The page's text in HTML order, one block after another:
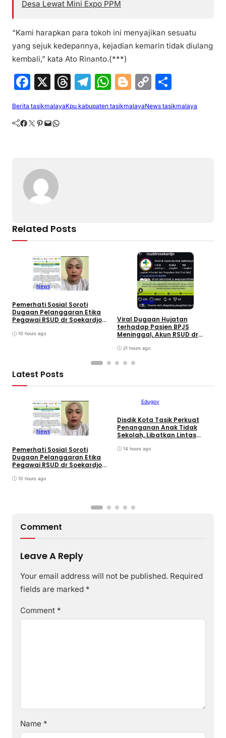
Desa Lewat Mini Expo PPM
“Kami harapkan para tokoh ini menyajikan sesuatu
yang sejuk kedepannya, kejadian kemarin tidak diulang
kembali,” kata Ato Rinanto.(***)
F
c
e
o
k
X
T
e
T
e
W
at
Bl
g
C
p ar
Berita tasikmalayaKpu kabupaten tasikmalayaNews tasikmalaya
Facebook Twitter Pinterest Mail WhatsApp
Related Posts
News
Pemerhati Sosial Soroti
Dugaan Pelanggaran Etika
Pegawai RSUD dr Soekardjo
10 hours ago
News
Viral Dugaan Hujatan
terhadap Pasien BPJS
Meninggal, Akun RSUD dr
Diserbu Netizen
21 hours ago
Latest Posts
News
Pemerhati Sosial Soroti
Dugaan Pelanggaran Etika
Pegawai RSUD dr Soekardjo
10 hours ago
Edugov
Disdik Kota Tasik Perkuat
Penanganan Anak Tidak
Sekolah, Libatkan Lintas
Muhammadiyah. Wali Kota
14 hours ago
Comment
Leave A Reply
Your email address will not be published. Required
fields are marked *
Comment *
Name *